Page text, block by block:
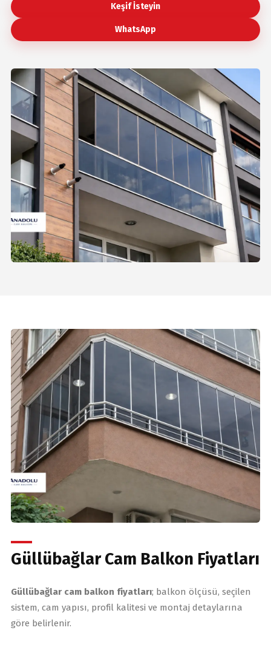
Keşif İsteyin
WhatsApp
Güllübağlar Cam Balkon Fiyatları
Güllübağlar cam balkon fiyatları; balkon ölçüsü, seçilen
sistem, cam yapısı, profil kalitesi ve montaj detaylarına
göre belirlenir.